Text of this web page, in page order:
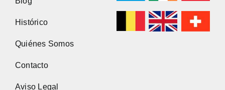
Histórico
Quiénes Somos
Contacto
Aviso Legal